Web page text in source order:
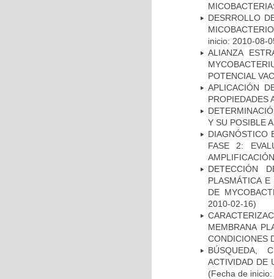
DESRROLLO
inicio: 2010-08-
ALIANZA
POTENCIAL
APLICACIÓN
PROPIEDADES
Y SU POSIBLE
DIAGNÓSTICO
FASE 2:
DETECCIÓN
PLASMÁTICA
DE
2010-02-16)
MEMBRANA
CONDICIONES
BÚSQUEDA,
ACTIVIDAD DE
(Fecha de